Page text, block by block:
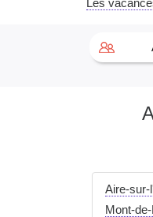
Les
Aire-sur-
Mont-